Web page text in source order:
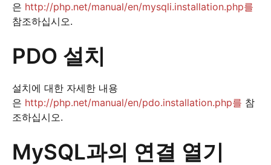
은 http://php.net/manual/en/mysqli.installation.php를
참조하십시오.
PDO 설치
설치에 대한 자세한 내용
은 http://php.net/manual/en/pdo.installation.php를 참
조하십시오.
MySQL과의 연결 열기